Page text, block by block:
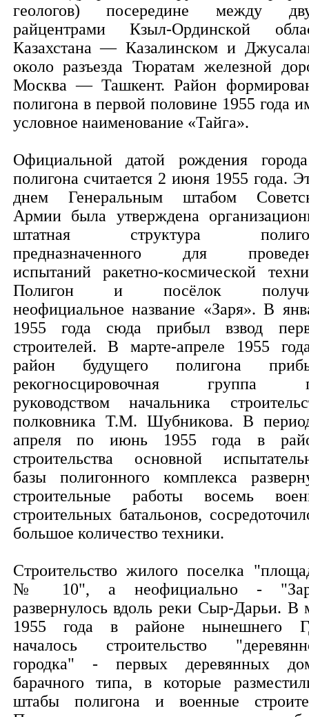
геологов) посередине между
райцентрами Кзыл-Ординской
Казахстана — Казалинском и
около разъезда Тюратам железной
Москва — Ташкент. Район
полигона в первой половине 1955 года
условное наименование «Тайга».
Официальной датой рождения
полигона считается 2 июня 1955 года.
днем Генеральным штабом
Армии была утверждена
штатная структура
предназначенного для
испытаний ракетно-космической
Полигон и посёлок
неофициальное название «Заря». В
1955 года сюда прибыл взвод
строителей. В марте-апреле 1955
район будущего полигона
рекогносцировочная группа
руководством начальника
полковника Т.М. Шубникова. В
апреля по июнь 1955 года в
строительства основной
базы полигонного комплекса
строительные работы восемь
строительных батальонов,
большое количество техники.
Строительство жилого поселка
№ 10", а неофициально -
развернулось вдоль реки Сыр-Дарьи. В
1955 года в районе нынешнего
началось строительство
городка" - первых деревянных
барачного типа, в которые
штабы полигона и военные